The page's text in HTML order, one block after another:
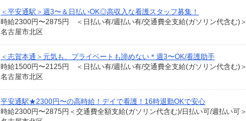
＜平安通駅＞週3〜＆日払いOK◎高収入な看護スタッフ募集！
時給2300円〜2875円 ＜日払い有/週払い有/交通費全支給(ガソリン代含む)＞
名古屋市北区
＜志賀本通＞元気も、プライベートも諦めない＊週3〜OK/看護助手
時給1500円〜2125円 ＜日払い有/週払い有/交通費全支給(ガソリン代含む)＞
名古屋市北区
平安通駅★2300円〜の高時給！デイで看護！16時退勤OKで安心
時給2300円〜2875円＜交通費全額支給(ガソリン代含む)/日払い可/週払い可＞